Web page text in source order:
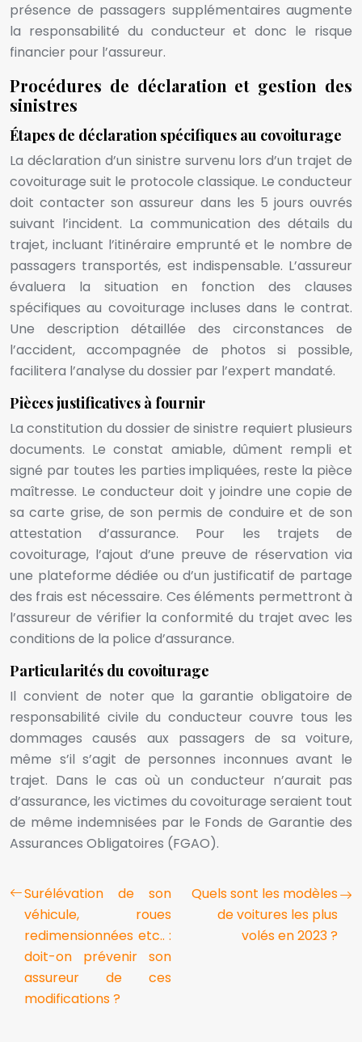
présence de passagers supplémentaires augmente
la responsabilité du conducteur et donc le risque
financier pour l’assureur.
Procédures de déclaration et gestion des
sinistres
Étapes de déclaration spécifiques au covoiturage
La déclaration d’un sinistre survenu lors d’un trajet de
covoiturage suit le protocole classique. Le conducteur
doit contacter son assureur dans les 5 jours ouvrés
suivant l’incident. La communication des détails du
trajet, incluant l’itinéraire emprunté et le nombre de
passagers transportés, est indispensable. L’assureur
évaluera la situation en fonction des clauses
spécifiques au covoiturage incluses dans le contrat.
Une description détaillée des circonstances de
l’accident, accompagnée de photos si possible,
facilitera l’analyse du dossier par l’expert mandaté.
Pièces justificatives à fournir
La constitution du dossier de sinistre requiert plusieurs
documents. Le constat amiable, dûment rempli et
signé par toutes les parties impliquées, reste la pièce
maîtresse. Le conducteur doit y joindre une copie de
sa carte grise, de son permis de conduire et de son
attestation d’assurance. Pour les trajets de
covoiturage, l’ajout d’une preuve de réservation via
une plateforme dédiée ou d’un justificatif de partage
des frais est nécessaire. Ces éléments permettront à
l’assureur de vérifier la conformité du trajet avec les
conditions de la police d’assurance.
Particularités du covoiturage
Il convient de noter que la garantie obligatoire de
responsabilité civile du conducteur couvre tous les
dommages causés aux passagers de sa voiture,
même s’il s’agit de personnes inconnues avant le
trajet. Dans le cas où un conducteur n’aurait pas
d’assurance, les victimes du covoiturage seraient tout
de même indemnisées par le Fonds de Garantie des
Assurances Obligatoires (FGAO).
Surélévation de son
véhicule, roues
redimensionnées etc.. :
doit-on prévenir son
assureur de ces
modifications ?
Quels sont les modèles
de voitures les plus
volés en 2023 ?